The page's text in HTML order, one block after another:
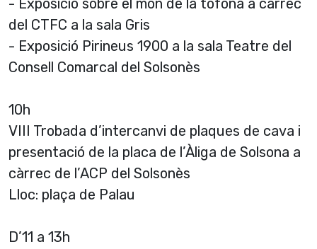
- Exposició sobre el món de la tòfona a càrrec
del CTFC a la sala Gris
- Exposició Pirineus 1900 a la sala Teatre del
Consell Comarcal del Solsonès
10h
VIII Trobada d’intercanvi de plaques de cava i
presentació de la placa de l’Àliga de Solsona a
càrrec de l’ACP del Solsonès
Lloc: plaça de Palau
D’11 a 13h